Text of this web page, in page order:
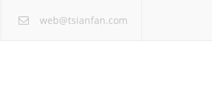
web@tsianfan.com